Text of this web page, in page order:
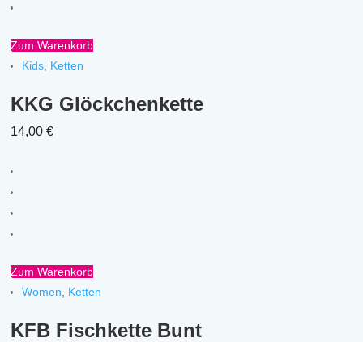
Zum Warenkorb
Kids Ketten
KKG Glöckchenkette
14,00€
Zum Warenkorb
Women
Ketten
KFB Fischkette Bunt